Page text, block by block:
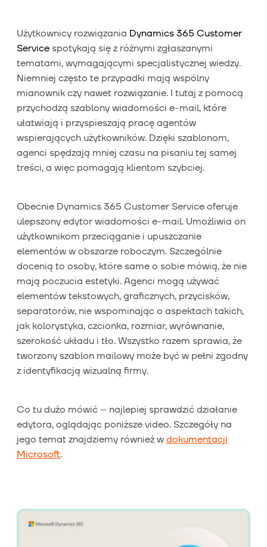
Użytkownicy rozwiązania Dynamics 365 Customer
Service spotykają się z różnymi zgłaszanymi
tematami, wymagającymi specjalistycznej wiedzy.
Niemniej często te przypadki mają wspólny
mianownik czy nawet rozwiązanie. I tutaj z pomocą
przychodzą szablony wiadomości e-mail, które
ułatwiają i przyspieszają pracę agentów
wspierających użytkowników. Dzięki szablonom,
agenci spędzają mniej czasu na pisaniu tej samej
treści, a więc pomagają klientom szybciej.
Obecnie Dynamics 365 Customer Service oferuje
ulepszony edytor wiadomości e-mail. Umożliwia on
użytkownikom przeciąganie i upuszczanie
elementów w obszarze roboczym. Szczególnie
docenią to osoby, które same o sobie mówią, że nie
mają poczucia estetyki. Agenci mogą używać
elementów tekstowych, graficznych, przycisków,
separatorów, nie wspominając o aspektach takich,
jak kolorystyka, czcionka, rozmiar, wyrównanie,
szerokość układu i tło. Wszystko razem sprawia, że
tworzony szablon mailowy może być w pełni zgodny
z identyfikacją wizualną firmy.
Co tu dużo mówić – najlepiej sprawdzić działanie
edytora, oglądając poniższe video. Szczegóły na
jego temat znajdziemy również w dokumentacji
Microsoft.